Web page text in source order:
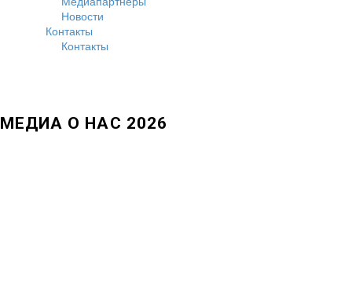
Новости
Контакты
Контакты
МЕДИА О НАС 2026